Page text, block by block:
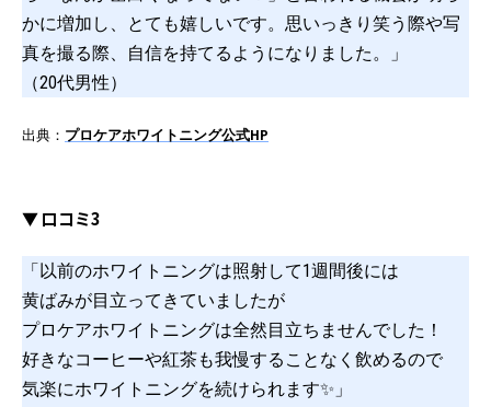
かに増加し、とても嬉しいです。思いっきり笑う際や写
真を撮る際、自信を持てるようになりました。」
（20代男性）
出典： プロケアホワイトニング公式HP
▼ 口コミ3
「以前のホワイトニングは照射して1週間後には
黄ばみが目立ってきていましたが
プロケアホワイトニングは全然目立ちませんでした！
好きなコーヒーや紅茶も我慢することなく飲めるので
気楽にホワイトニングを続けられます✨」